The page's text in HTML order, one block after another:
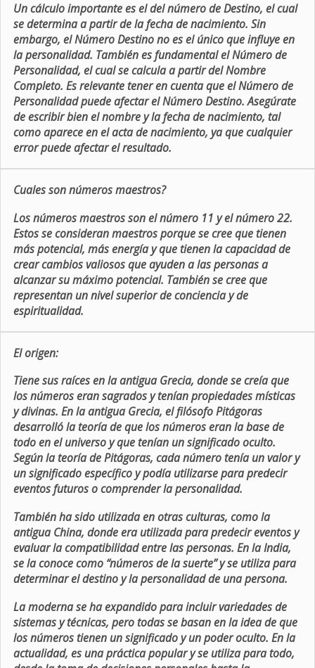
Un cálculo importante es el del número de Destino, el cual
se determina a partir de la fecha de nacimiento. Sin
embargo, el Número Destino no es el único que influye en
la personalidad. También es fundamental el Número de
Personalidad, el cual se calcula a partir del Nombre
Completo. Es relevante tener en cuenta que el Número de
Personalidad puede afectar el Número Destino. Asegúrate
de escribir bien el nombre y la fecha de nacimiento, tal
como aparece en el acta de nacimiento, ya que cualquier
error puede afectar el resultado.
Cuales son números maestros?
Los números maestros son el número 11 y el número 22.
Estos se consideran maestros porque se cree que tienen
más potencial, más energía y que tienen la capacidad de
crear cambios valiosos que ayuden a las personas a
alcanzar su máximo potencial. También se cree que
representan un nivel superior de conciencia y de
espiritualidad.
El origen:
Tiene sus raíces en la antigua Grecia, donde se creía que
los números eran sagrados y tenían propiedades místicas
y divinas. En la antigua Grecia, el filósofo Pitágoras
desarrolló la teoría de que los números eran la base de
todo en el universo y que tenían un significado oculto.
Según la teoría de Pitágoras, cada número tenía un valor y
un significado específico y podía utilizarse para predecir
eventos futuros o comprender la personalidad.
También ha sido utilizada en otras culturas, como la
antigua China, donde era utilizada para predecir eventos y
evaluar la compatibilidad entre las personas. En la India,
se la conoce como “números de la suerte” y se utiliza para
determinar el destino y la personalidad de una persona.
La moderna se ha expandido para incluir variedades de
sistemas y técnicas, pero todas se basan en la idea de que
los números tienen un significado y un poder oculto. En la
actualidad, es una práctica popular y se utiliza para todo,